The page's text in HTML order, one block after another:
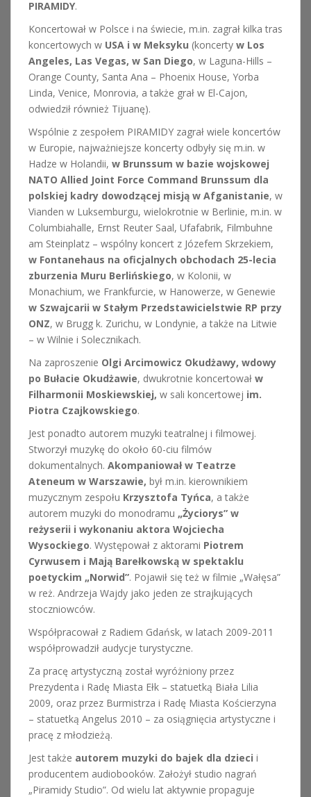
PIRAMIDY.
Koncertował w Polsce i na świecie, m.in. zagrał kilka tras
koncertowych w USA i w Meksyku (koncerty w Los
Angeles, Las Vegas, w San Diego, w Laguna-Hills –
Orange County, Santa Ana – Phoenix House, Yorba
Linda, Venice, Monrovia, a także grał w El-Cajon,
odwiedził również Tijuanę).
Wspólnie z zespołem PIRAMIDY zagrał wiele koncertów
w Europie, najważniejsze koncerty odbyły się m.in. w
Hadze w Holandii, w Brunssum w bazie wojskowej
NATO Allied Joint Force Command Brunssum dla
polskiej kadry dowodzącej misją w Afganistanie, w
Vianden w Luksemburgu, wielokrotnie w Berlinie, m.in. w
Columbiahalle, Ernst Reuter Saal, Ufafabrik, Filmbuhne
am Steinplatz – wspólny koncert z Józefem Skrzekiem,
w Fontanehaus na oficjalnych obchodach 25-lecia
zburzenia Muru Berlińskiego, w Kolonii, w
Monachium, we Frankfurcie, w Hanowerze, w Genewie
w Szwajcarii w Stałym Przedstawicielstwie RP przy
ONZ, w Brugg k. Zurichu, w Londynie, a także na Litwie
– w Wilnie i Solecznikach.
Na zaproszenie Olgi Arcimowicz Okudżawy, wdowy
po Bułacie Okudżawie, dwukrotnie koncertował w
Filharmonii Moskiewskiej, w sali koncertowej im.
Piotra Czajkowskiego.
Jest ponadto autorem muzyki teatralnej i filmowej.
Stworzył muzykę do około 60-ciu filmów
dokumentalnych. Akompaniował w Teatrze
Ateneum w Warszawie, był m.in. kierownikiem
muzycznym zespołu Krzysztofa Tyńca, a także
autorem muzyki do monodramu „Życiorys” w
reżyserii i wykonaniu aktora Wojciecha
Wysockiego. Występował z aktorami Piotrem
Cyrwusem i Mają Barełkowską w spektaklu
poetyckim „Norwid”. Pojawił się też w filmie „Wałęsa”
w reż. Andrzeja Wajdy jako jeden ze strajkujących
stoczniowców.
Współpracował z Radiem Gdańsk, w latach 2009-2011
współprowadził audycje turystyczne.
Za pracę artystyczną został wyróżniony przez
Prezydenta i Radę Miasta Ełk – statuetką Biała Lilia
2009, oraz przez Burmistrza i Radę Miasta Kościerzyna
– statuetką Angelus 2010 – za osiągnięcia artystyczne i
pracę z młodzieżą.
Jest także autorem muzyki do bajek dla dzieci i
producentem audiobooków. Założył studio nagrań
„Piramidy Studio”. Od wielu lat aktywnie propaguje